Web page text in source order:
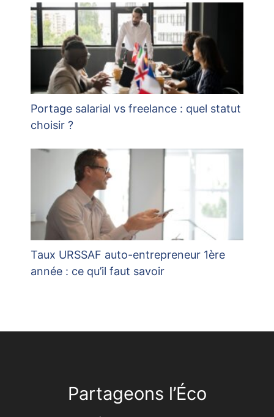
Portage salarial vs freelance : quel statut
choisir ?
Taux URSSAF auto-entrepreneur 1ère
année : ce qu’il faut savoir
Partageons l’Éco